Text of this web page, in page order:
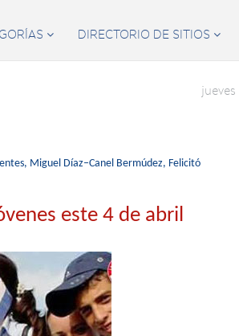
 DIRECTORIO DE SITIOS 
jueves
Miguel Díaz–Canel Bermúdez, Felicitó
este 4 de abril